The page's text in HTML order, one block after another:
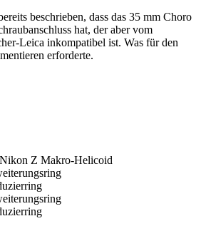
beschrieben, dass das 35 mm Choro
hat, der aber vom
Leica inkompatibel ist. Was für den
erforderte.
Z Makro-Helicoid